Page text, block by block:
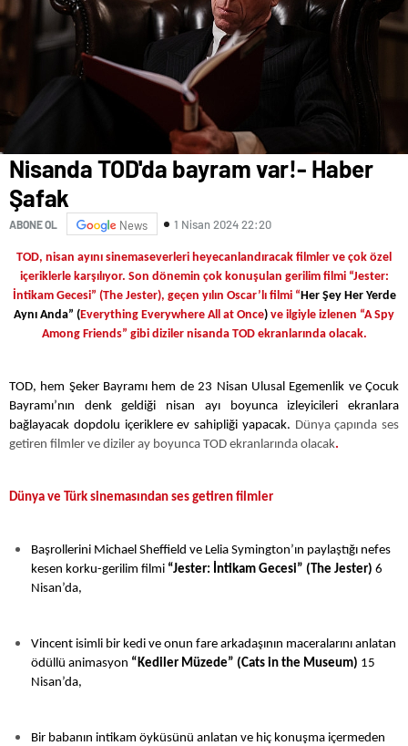
Nisanda TOD'da bayram var!- Haber
Şafak
ABONE OL News 1 Nisan 2024 22:20
TOD, nisan ayını sinemaseverleri heyecanlandıracak filmler ve çok özel
içeriklerle karşılıyor. Son dönemin çok konuşulan gerilim filmi “Jester:
İntikam Gecesi” (The Jester), geçen yılın Oscar’lı filmi “Her Şey Her Yerde
Aynı Anda” (Everything Everywhere All at Once) ve ilgiyle izlenen “A Spy
Among Friends” gibi diziler nisanda TOD ekranlarında olacak.
TOD, hem Şeker Bayramı hem de 23 Nisan Ulusal Egemenlik ve Çocuk
Bayramı’nın denk geldiği nisan ayı boyunca izleyicileri ekranlara
bağlayacak dopdolu içeriklere ev sahipliği yapacak. Dünya çapında ses
getiren filmler ve diziler ay boyunca TOD ekranlarında olacak.
Dünya ve Türk sinemasından ses getiren filmler
Başrollerini Michael Sheffield ve Lelia Symington’ın paylaştığı nefes
kesen korku-gerilim filmi “Jester: İntikam Gecesi” (The Jester) 6
Nisan’da,
Vincent isimli bir kedi ve onun fare arkadaşının maceralarını anlatan
ödüllü animasyon “Kediler Müzede” (Cats in the Museum) 15
Nisan’da,
Bir babanın intikam öyküsünü anlatan ve hiç konuşma içermeden